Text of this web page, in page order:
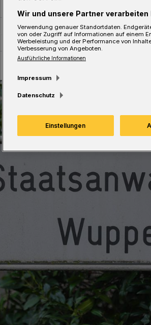
Eine Minute Lesezeit
Wir und unsere Partner
Verwendung genauer Standortdaten.
von oder Zugriff auf Informationen auf einem
Werbeleistung und der Performance von
Verbesserung von Angeboten.
Ausführliche Informationen
Impressum
Datenschutz
Einstellungen